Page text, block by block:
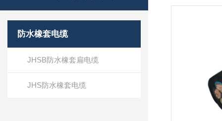
防水橡套电缆
JHSB防水橡套扁电缆
JHS防水橡套电缆